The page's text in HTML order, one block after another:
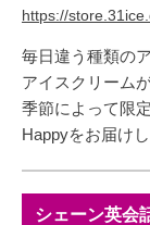
https://
毎日違う種類の
アイスクリーム
季節によって限
Happyをお届け
シェーン英会